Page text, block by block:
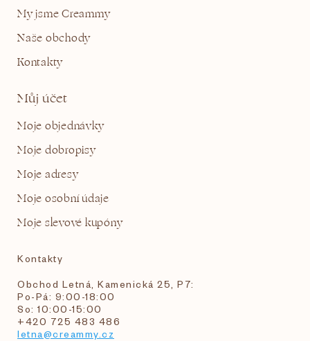
My jsme Creammy
Naše obchody
Kontakty
Můj účet
Moje objednávky
Moje dobropisy
Moje adresy
Moje osobní údaje
Moje slevové kupóny
Kontakty
Obchod Letná, Kamenická 25, P7:
Po-Pá: 9:00-18:00
So: 10:00-15:00
+420 725 483 486
letna@creammy.cz